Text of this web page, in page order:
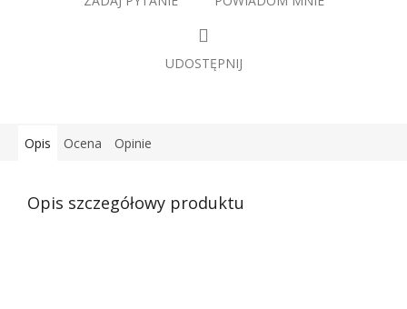
UDOSTĘPNIJ
Opis Ocena Opinie
Opis szczegółowy produktu